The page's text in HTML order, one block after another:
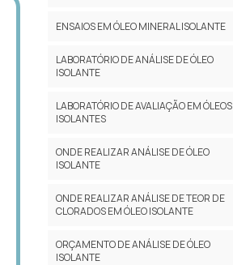
ENSAIOS EM ÓLEO MINERAL ISOLANTE
LABORATÓRIO DE ANÁLISE DE ÓLEO
ISOLANTE
LABORATÓRIO DE AVALIAÇÃO EM ÓLEOS
ISOLANTES
ONDE REALIZAR ANÁLISE DE ÓLEO
ISOLANTE
ONDE REALIZAR ANÁLISE DE TEOR DE
CLORADOS EM ÓLEO ISOLANTE
ORÇAMENTO DE ANÁLISE DE ÓLEO
ISOLANTE